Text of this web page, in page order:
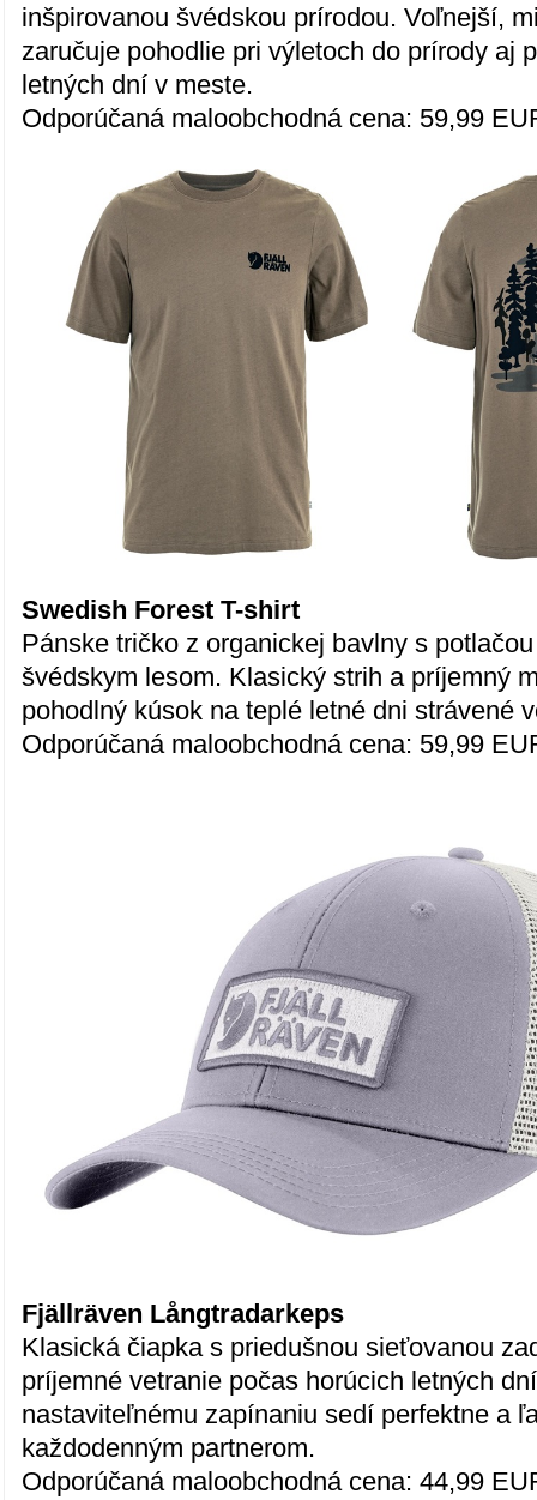
inšpirovanou švédskou prírodou. Voľnejší,
zaručuje pohodlie pri výletoch do prírody aj
letných dní v meste.
Odporúčaná maloobchodná cena: 59,99
Swedish Forest T-shirt
Pánske tričko z organickej bavlny s
švédskym lesom. Klasický strih a príjemný
pohodlný kúsok na teplé letné dni strávené
Odporúčaná maloobchodná cena: 59,99
Fjällräven Långtradarkeps
Klasická čiapka s priedušnou sieťovanou
príjemné vetranie počas horúcich letných
nastaviteľnému zapínaniu sedí perfektne a
každodenným partnerom.
Odporúčaná maloobchodná cena: 44,99